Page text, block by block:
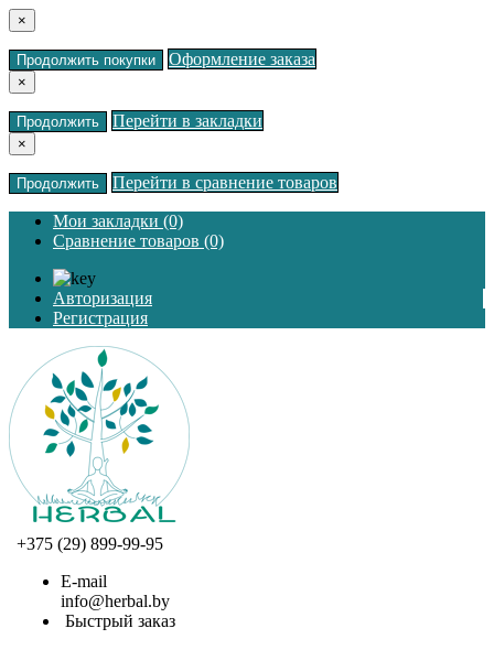
×
Продолжить покупки Оформление заказа
×
Продолжить Перейти в закладки
×
Продолжить Перейти в сравнение товаров
Мои закладки (0)
Сравнение товаров (0)
Авторизация
Регистрация
+375 (29) 899-99-95
E-mail
info@herbal.by
Быстрый заказ